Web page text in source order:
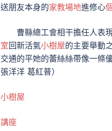
送朋友本身的家教場地進修心
曹縣總工會相干擔任人表
室回新活氣小樹屋的主要舉動
交通的平她的蕾絲絲帶像一條
張洋洋 葛紅普）
小樹屋
講座